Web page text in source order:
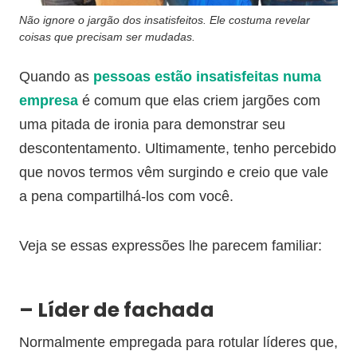
Não ignore o jargão dos insatisfeitos. Ele costuma revelar
coisas que precisam ser mudadas.
Quando as pessoas estão insatisfeitas numa
empresa é comum que elas criem jargões com
uma pitada de ironia para demonstrar seu
descontentamento. Ultimamente, tenho percebido
que novos termos vêm surgindo e creio que vale
a pena compartilhá-los com você.
Veja se essas expressões lhe parecem familiar:
– Líder de fachada
Normalmente empregada para rotular líderes que,